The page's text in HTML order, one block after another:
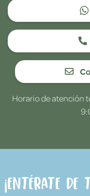
Horario de atención
¡Entérate